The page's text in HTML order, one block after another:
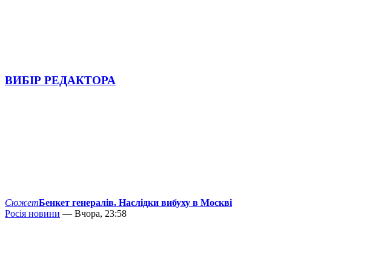
ВИБІР РЕДАКТОРА
СюжетБенкет генералів. Наслідки вибуху в Москві
Росія новини — Вчора, 23:58